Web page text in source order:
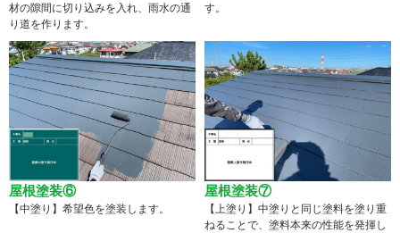
材の隙間に切り込みを入れ、雨水の通
り道を作ります。
す。
屋根塗装⑥
【中塗り】希望色を塗装します。
屋根塗装⑦
【上塗り】中塗りと同じ塗料を塗り重
ねることで、塗料本来の性能を発揮し